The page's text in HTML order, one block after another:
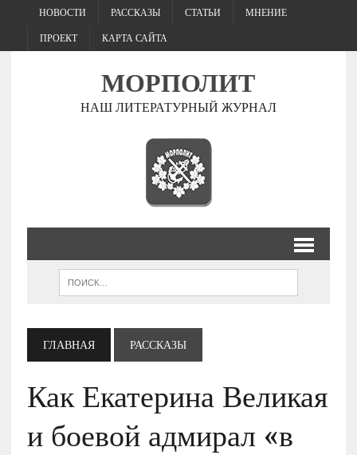
НОВОСТИ РАССКАЗЫ СТАТЬИ МНЕНИЕ
ПРОЕКТ КАРТА САЙТА
МОРПОЛИТ
НАШ ЛИТЕРАТУРНЫЙ ЖУРНАЛ
ГЛАВНАЯ РАССКАЗЫ
Как Екатерина Великая
и боевой адмирал «в